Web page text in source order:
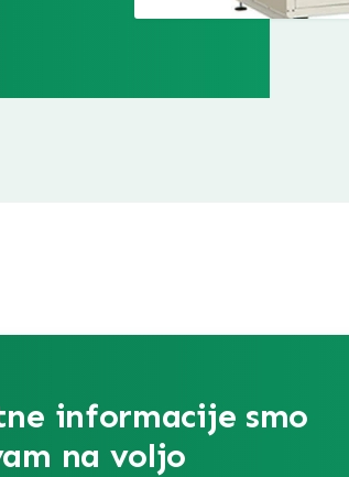
informacije smo
na voljo